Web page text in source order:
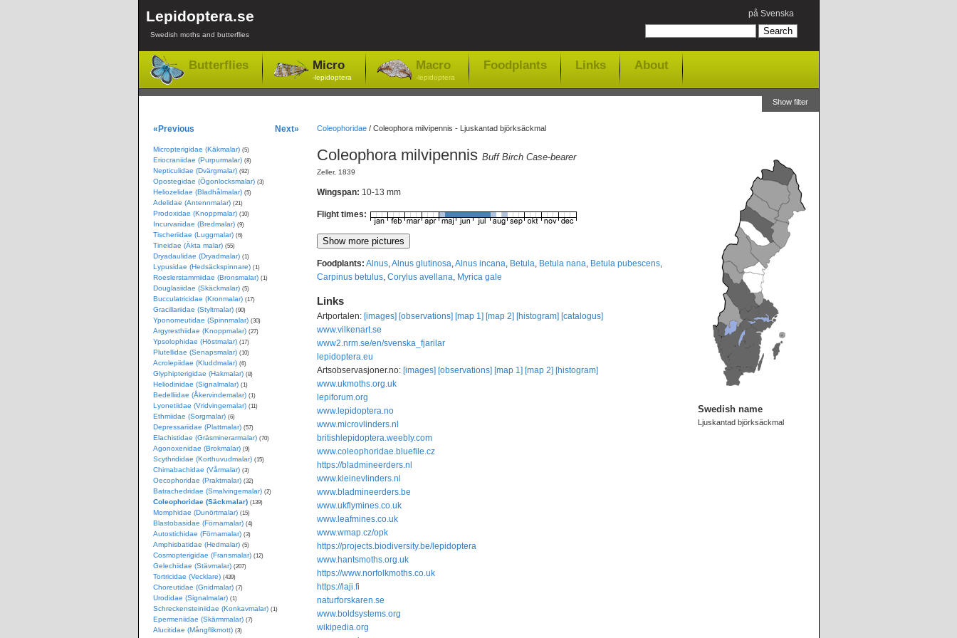
Lepidoptera.se
Swedish moths and butterflies
på Svenska
Butterflies Micro
-lepidoptera
Macro
-lepidoptera
Foodplants Links About
Show filter
Coleophoridae/ Coleophora milvipennis - Ljuskantad björksäckmal
Coleophora milvipennis Buff Birch Case-bearer
Zeller, 1839
Wingspan: 10-13 mm
Flight times:
Foodplants: Alnus,Alnus glutinosa,Alnus incana, Betula, Betula nana, Betula pubescens,
Carpinus betulus, Corylus avellana, Myrica gale
Links
Artportalen: [images] [observations] [map 1] [map 2] [histogram] [catalogus]
www.vilkenart.se
www2.nrm.se/en/svenska_fjarilar
lepidoptera.eu
Artsobservasjoner.no: [images] [observations] [map 1] [map 2] [histogram]
www.ukmoths.org.uk
lepiforum.org
www.lepidoptera.no
www.microvlinders.nl
britishlepidoptera.weebly.com
www.coleophoridae.bluefile.cz
https://bladmineerders.nl
www.kleinevlinders.nl
www.bladmineerders.be
www.ukflymines.co.uk
www.leafmines.co.uk
www.wmap.cz/opk
https://projects.biodiversity.be/lepidoptera
www.hantsmoths.org.uk
https://www.norfolkmoths.co.uk
https://laji.fi
naturforskaren.se
www.boldsystems.org
wikipedia.org
Swedish name
Ljuskantad björksäckmal
«Previous Next»
Micropterigidae (Käkmalar) (5)
Eriocraniidae (Purpurmalar) (8)
Nepticulidae (Dvärgmalar) (92)
Opostegidae (Ögonlocksmalar) (3)
Heliozelidae (Bladhålmalar) (5)
Adelidae (Antennmalar) (21)
Prodoxidae (Knoppmalar) (10)
Incurvariidae (Bredmalar) (9)
Tischeriidae (Luggmalar) (6)
Tineidae (Äkta malar) (55)
Dryadaulidae (Dryadmalar) (1)
Lypusidae (Hedsäckspinnare) (1)
Roeslerstammiidae (Bronsmalar) (1)
Douglasiidae (Skäckmalar) (5)
Bucculatricidae (Kronmalar) (17)
Gracillariidae (Styltmalar) (90)
Yponomeutidae (Spinnmalar) (30)
Argyresthiidae (Knoppmalar) (27)
Ypsolophidae (Höstmalar) (17)
Plutellidae (Senapsmalar) (10)
Acrolepiidae (Kluddmalar) (6)
Glyphipterigidae (Hakmalar) (8)
Heliodinidae (Signalmalar) (1)
Bedelliidae (Åkervindemalar) (1)
Lyonetiidae (Vridvingemalar) (11)
Ethmiidae (Sorgmalar) (6)
Depressariidae (Plattmalar) (57)
Elachistidae (Gräsminerarmalar) (70)
Agonoxenidae (Brokmalar) (9)
Scythrididae (Korthuvudmalar) (15)
Chimabachidae (Vårmalar) (3)
Oecophoridae (Praktmalar) (32)
Batrachedridae (Smalvingemalar) (2)
Coleophoridae (Säckmalar) (139)
Momphidae (Dunörtmalar) (15)
Blastobasidae (Förnamalar) (4)
Autostichidae (Förnamalar) (3)
Amphisbatidae (Hedmalar) (5)
Cosmopterigidae (Fransmalar) (12)
Gelechiidae (Stävmalar) (207)
Tortricidae (Vecklare) (439)
Choreutidae (Gnidmalar) (7)
Urodidae (Signalmalar) (1)
Schreckensteiniidae (Konkavmalar) (1)
Epermeniidae (Skärmmalar) (7)
Alucitidae (Mångflikmott) (3)